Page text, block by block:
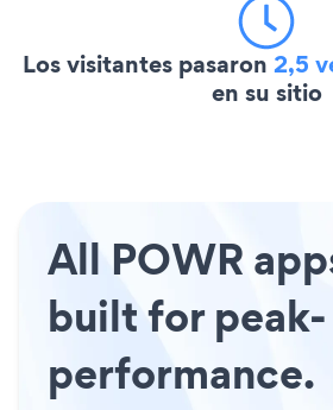
Los visitantes pasaron 2,5
en su sitio
All POWR
built for peak-
performance.